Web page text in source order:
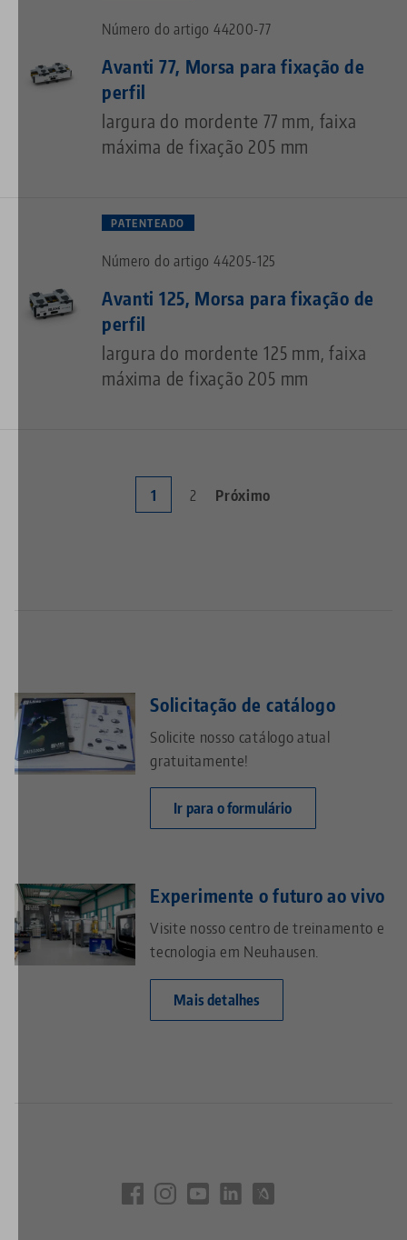
Número do artigo 44200-77
Avanti 77, Morsa para fixação de
perfil
largura do mordente 77 mm, faixa
máxima de fixação 205 mm
PATENTEADO
Número do artigo 44205-125
Avanti 125, Morsa para fixação de
perfil
largura do mordente 125 mm, faixa
máxima de fixação 205 mm
Página
1 Page
2
Próxima
Próximo
Solicitação de catálogo
Solicite nosso catálogo atual
gratuitamente!
Ir para o formulário
Experimente o futuro ao vivo
Visite nosso centro de treinamento e
tecnologia em Neuhausen.
Mais detalhes